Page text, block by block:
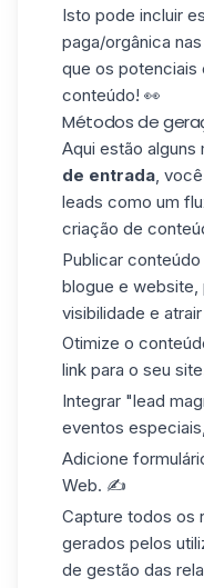
Isto pode incluir
paga/orgânica
que os potenciais
conteúdo! 👀
Métodos de
Aqui estão alguns
de entrada,
leads como um
criação de
Publicar
blogue e website,
visibilidade e
Otimize o
link para o seu
Integrar "lead
eventos
Adicione
Web. ✍️
Capture todos os
gerados pelos
de gestão das